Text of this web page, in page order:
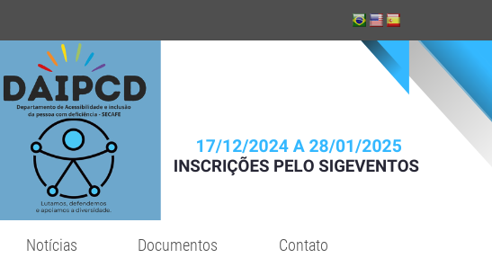
Notícias Documentos Contato